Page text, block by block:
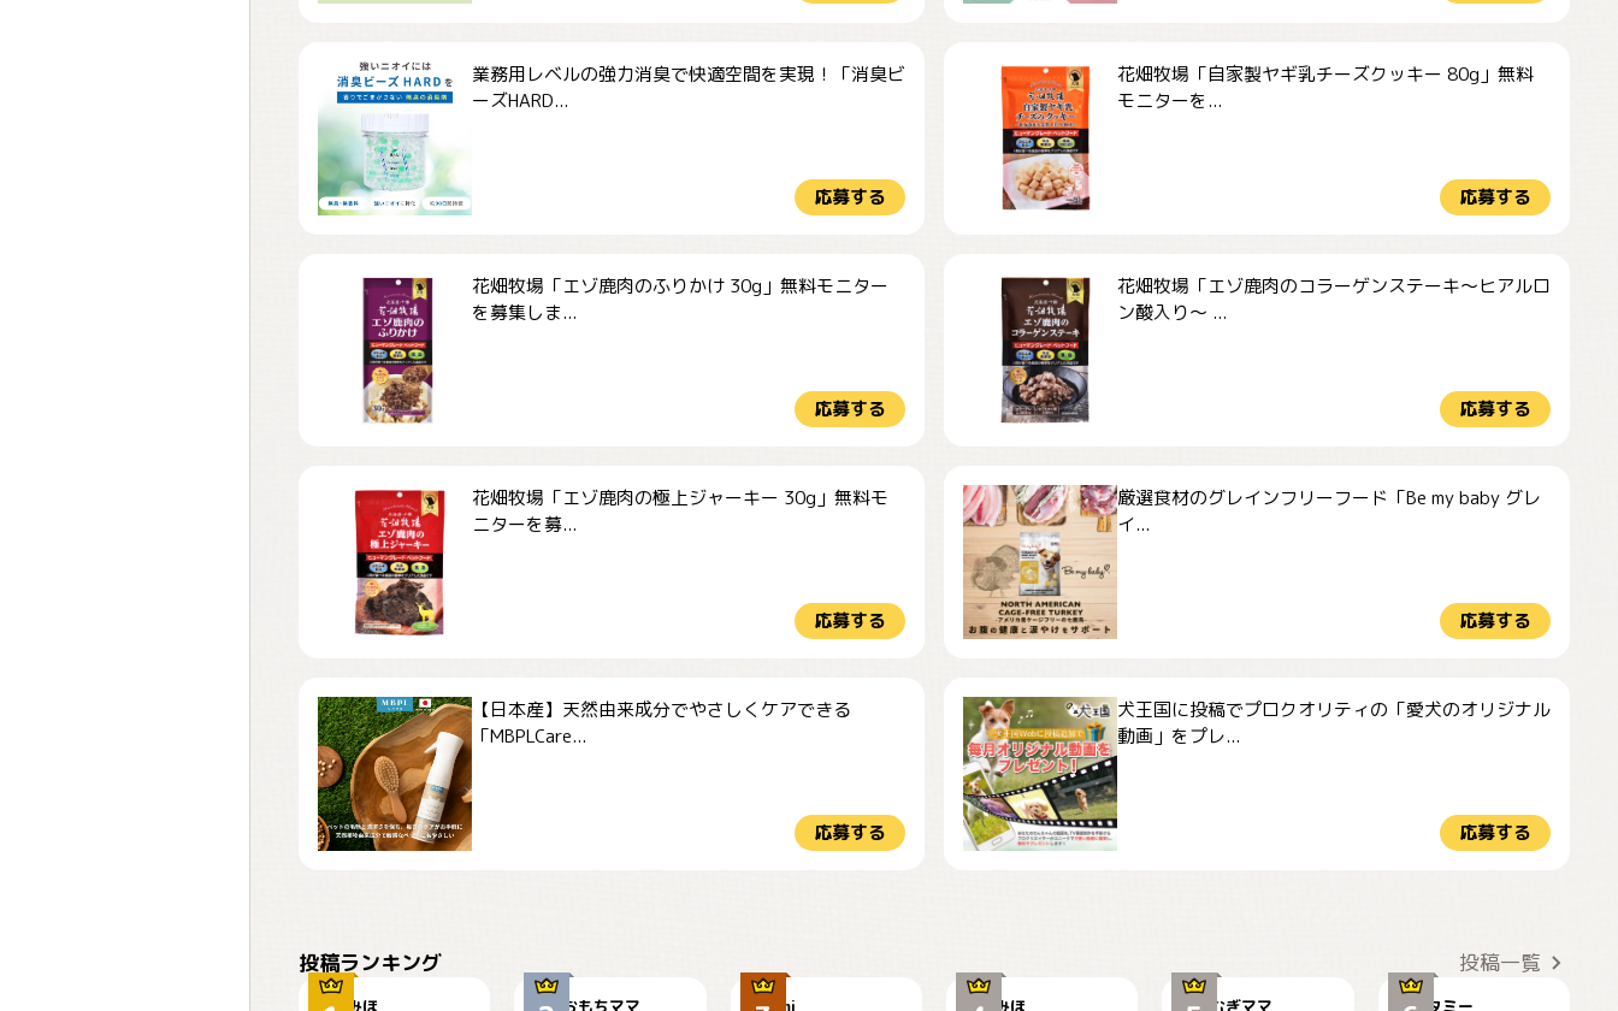
業務用レベルの強力消臭で快適空間を実現！「消臭ビ
ーズHARD...
応募する
花畑牧場「自家製ヤギ乳チーズクッキー 80g」無料
モニターを...
応募する
花畑牧場「エゾ鹿肉のふりかけ 30g」無料モニター
を募集しま...
応募する
花畑牧場「エゾ鹿肉のコラーゲンステーキ～ヒアルロ
ン酸入り～ ...
応募する
花畑牧場「エゾ鹿肉の極上ジャーキー 30g」無料モ
ニターを募...
応募する
厳選食材のグレインフリーフード「Be my baby グレ
イ...
応募する
【日本産】天然由来成分でやさしくケアできる
「MBPLCare...
応募する
犬王国に投稿でプロクオリティの「愛犬のオリジナル
動画」をプレ...
応募する
投稿ランキング 投稿一覧
みほ おもちママ mi みほ むぎママ タミー